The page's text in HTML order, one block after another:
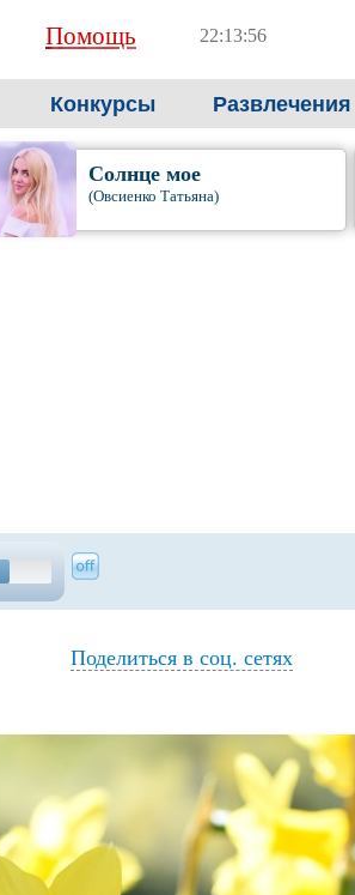
Помощь 22:13:58
Конкурсы Развлечения
Солнце мое
(Овсиенко Татьяна)
Поделиться в соц. сетях